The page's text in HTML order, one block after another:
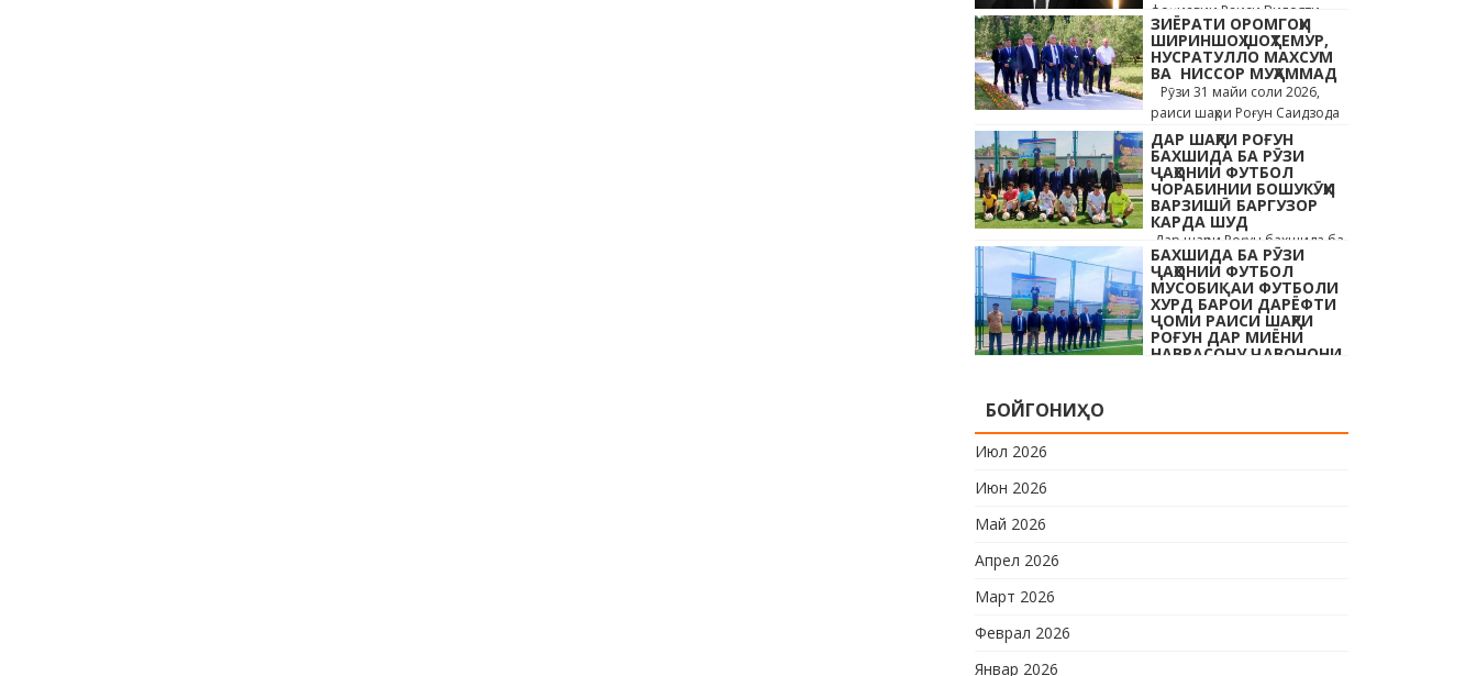
фоҷиавии Раиси Вилояти
Мухтори Кӯҳистони Бадахшон
Алишер …
ЗИЁРАТИ ОРОМГОҲИ
ШИРИНШОҲ ШОҲТЕМУР,
НУСРАТУЛЛО МАХСУМ
ВА НИССОР МУҲАММАД
Рӯзи 31 майи соли 2026,
раиси шаҳри Роғун Саидзода
Сунъатулло бо ҳайъати
кормандони дастгоҳи раиси
шаҳр ва роҳбарони мақомотҳои
…
ДАР ШАҲРИ РОҒУН
БАХШИДА БА РӮЗИ
ҶАҲОНИИ ФУТБОЛ
ЧОРАБИНИИ БОШУКӮҲИ
ВАРЗИШӢ БАРГУЗОР
КАРДА ШУД
Дар шаҳри Роғун бахшида ба
Рӯзи ҷавонони Тоҷикистон ва
Рӯзи ҷаҳонии футбол бо
иштироки 10 даста
мусобиқаи кушоди шаҳри аз
…
БАХШИДА БА РӮЗИ
ҶАҲОНИИ ФУТБОЛ
МУСОБИҚАИ ФУТБОЛИ
ХУРД БАРОИ ДАРЁФТИ
ҶОМИ РАИСИ ШАҲРИ
РОҒУН ДАР МИЁНИ
НАВРАСОНУ ҶАВОНОНИ
БОЙГОНИҲО
Июл 2026
Июн 2026
Май 2026
Апрел 2026
Март 2026
Феврал 2026
Январ 2026